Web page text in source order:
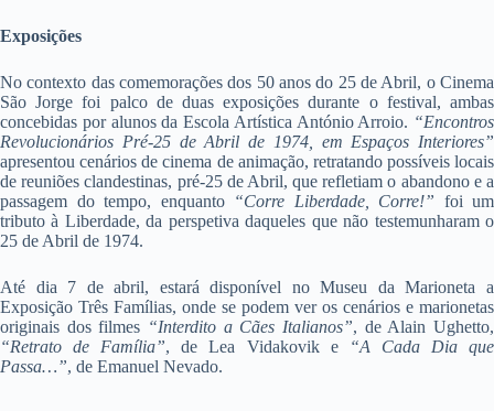
Exposições
No contexto das comemorações dos 50 anos do 25 de Abril, o Cinema
São Jorge foi palco de duas exposições durante o festival, ambas
concebidas por alunos da Escola Artística António Arroio. “Encontros
Revolucionários Pré-25 de Abril de 1974, em Espaços Interiores”
apresentou cenários de cinema de animação, retratando possíveis locais
de reuniões clandestinas, pré-25 de Abril, que refletiam o abandono e a
passagem do tempo, enquanto “Corre Liberdade, Corre!” foi um
tributo à Liberdade, da perspetiva daqueles que não testemunharam o
25 de Abril de 1974.
Até dia 7 de abril, estará disponível no Museu da Marioneta a
Exposição Três Famílias, onde se podem ver os cenários e marionetas
originais dos filmes “Interdito a Cães Italianos”, de Alain Ughetto,
“Retrato de Família”, de Lea Vidakovik e
“A Cada Dia que
Passa…”, de Emanuel Nevado.